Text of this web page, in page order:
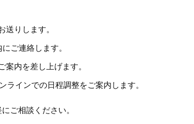
送りします。
ご連絡します。
案内を差し上げます。
ラインでの日程調整をご案内します。
ご相談ください。